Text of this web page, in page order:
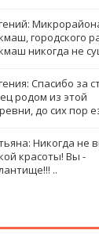
городского
никогда не
Спасибо за
родом из этой
до сих пор
Никогда не
красоты! Вы -
..